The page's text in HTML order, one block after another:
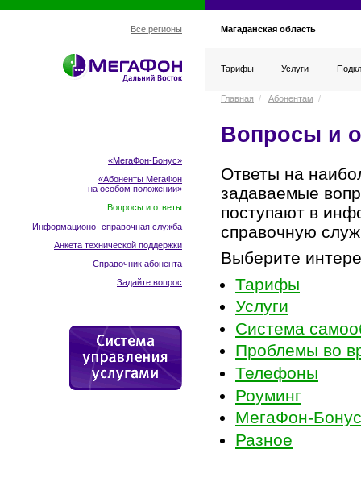
Все регионы Магаданская область
Тарифы Услуги
«МегаФон-Бонус»
«Абоненты МегаФон
на особом положении»
Вопросы и ответы
Информационо- справочная служба
Анкета технической поддержки
Справочник абонента
Задайте вопрос
Главная / Абонентам /
Вопросы и
Ответы на
задаваемые
поступают в
справочную
Выберите
Тарифы
Услуги
Система
Проблемы во
Телефоны
Роуминг
МегаФон-Бонус
Разное